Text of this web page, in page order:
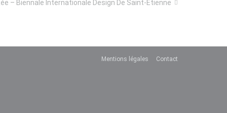
– Biennale Internationale Design De Saint-Etienne
Mentions légales Contact